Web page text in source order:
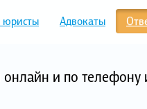
Адвокаты
и по